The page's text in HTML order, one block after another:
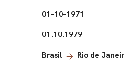
01-10-1971
01.10.1979
Brasil Rio de